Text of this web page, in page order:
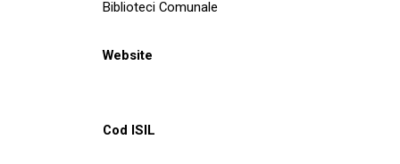
Biblioteci Comunale
Website
Cod ISIL